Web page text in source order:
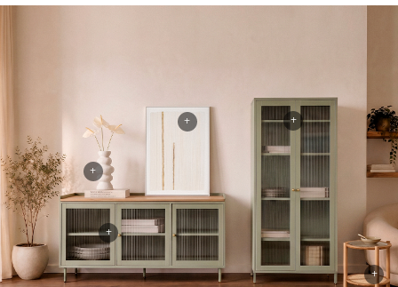
+
+
+
+
+